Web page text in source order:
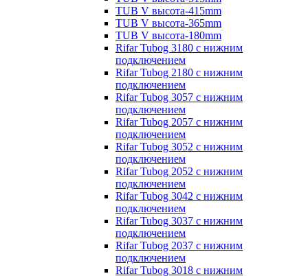
TUB V высота-415mm
TUB V высота-365mm
TUB V высота-180mm
Rifar Tubog 3180 с нижним
подключением
Rifar Tubog 2180 с нижним
подключением
Rifar Tubog 3057 с нижним
подключением
Rifar Tubog 2057 с нижним
подключением
Rifar Tubog 3052 с нижним
подключением
Rifar Tubog 2052 с нижним
подключением
Rifar Tubog 3042 с нижним
подключением
Rifar Tubog 3037 с нижним
подключением
Rifar Tubog 2037 с нижним
подключением
Rifar Tubog 3018 с нижним